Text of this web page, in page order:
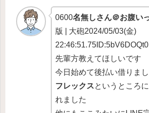
0600名無しさん＠お腹い
版 | 大砲2024/05/03(金)
22:46:51.75ID:5bV6DOQt0
先輩方教えてほしいです
今日始めて後払い借りま
フレックスというところ
れました